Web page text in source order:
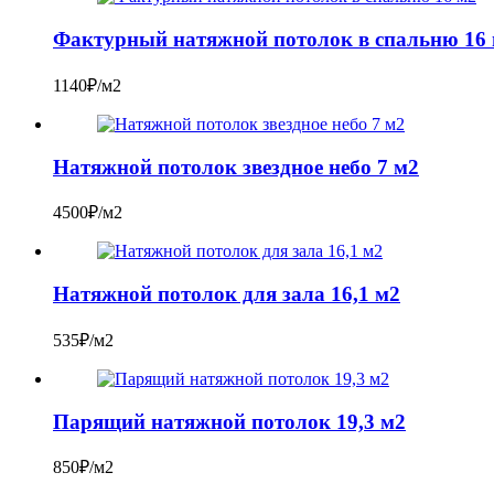
Фактурный натяжной потолок в спальню 16
1140₽/м2
Натяжной потолок звездное небо 7 м2
4500₽/м2
Натяжной потолок для зала 16,1 м2
535₽/м2
Парящий натяжной потолок 19,3 м2
850₽/м2